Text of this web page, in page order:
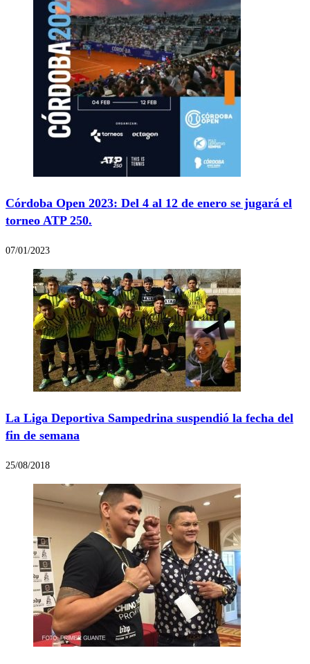
Córdoba Open 2023: Del 4 al 12 de enero se jugará el
torneo ATP 250.
07/01/2023
La Liga Deportiva Sampedrina suspendió la fecha del
fin de semana
25/08/2018